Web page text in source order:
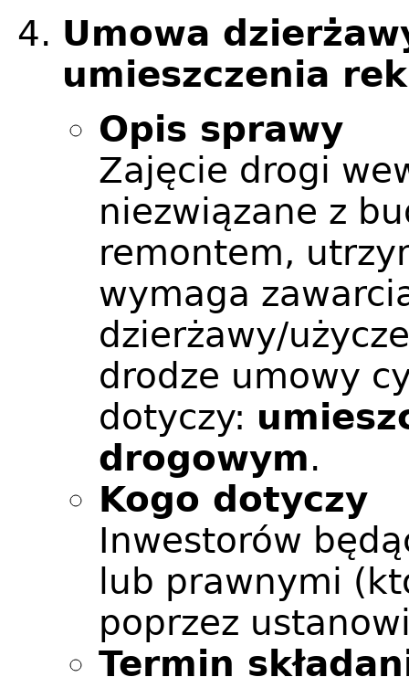
Umowa
umieszczenia
Opis sprawy
Zajęcie drogi
niezwiązane z
remontem,
wymaga
dzierżawy/
drodze umowy
dotyczy:
drogowym.
Kogo dotyczy
Inwestorów
lub prawnymi
poprzez
Termin